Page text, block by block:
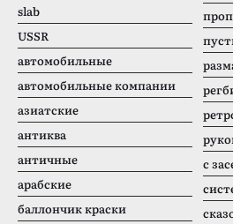
slab
USSR
автомобильные
автомобильные компании
азиатские
антиква
античные
арабские
баллончик краски
с